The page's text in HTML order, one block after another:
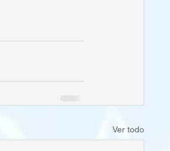
Ver todo